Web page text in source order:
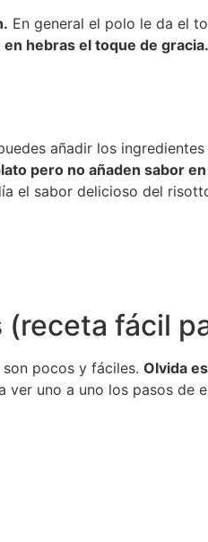
En general el polo le da el
hebras el toque de gracia.
añadir los
pero no añaden sabor
el sabor delicioso del
fácil
pocos y fáciles. Olvida
ver uno a uno los pasos de